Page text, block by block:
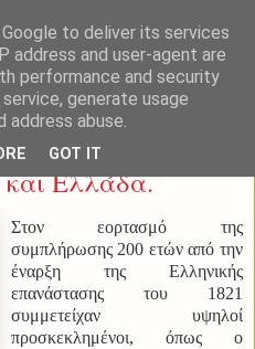
Ελλάδα.
Στον εορτασμό της
συμπλήρωσης 200 ετών από την
έναρξη της Ελληνικής
επανάστασης του 1821
συμμετείχαν υψηλοί
προσκεκλημένοι, όπως ο
to deliver its services
address and user-agent are
performance and security
generate usage
abuse.
GOT IT